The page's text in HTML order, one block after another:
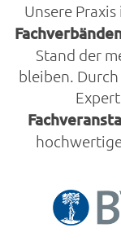
Unsere
Stand der
bleiben.